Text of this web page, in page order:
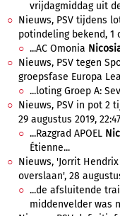
vrijdagmiddag uit
Nieuws, PSV tijdens
potindeling bekend, 1
...AC Omonia
Nieuws, PSV tegen
groepsfase Europa
...loting Groep A:
Nieuws, PSV in pot 2
29 augustus 2019,
...Razgrad APOEL
Étienne...
Nieuws, 'Jorrit
overslaan', 28
...de afsluitende
middenvelder was